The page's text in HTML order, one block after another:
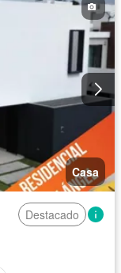
Casa
Destacado